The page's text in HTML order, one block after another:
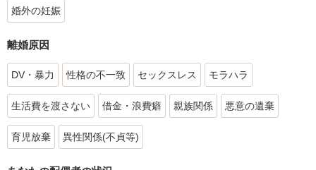
婚外の妊娠
離婚原因
DV・暴力 性格の不一致 セックスレス モラハラ
生活費を渡さない 借金・浪費癖 親族関係 悪意の遺棄
育児放棄 異性関係(不貞等)